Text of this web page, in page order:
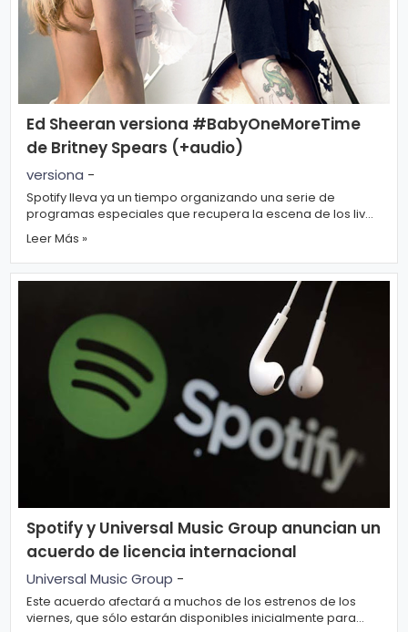
Ed Sheeran versiona #BabyOneMoreTime
de Britney Spears (+audio)
versiona -
Spotify lleva ya un tiempo organizando una serie de
programas especiales que recupera la escena de los live
de la BBC en la que los art...
Leer Más »
Spotify y Universal Music Group anuncian un
acuerdo de licencia internacional
Universal Music Group -
Este acuerdo afectará a muchos de los estrenos de los
viernes, que sólo estarán disponibles inicialmente para